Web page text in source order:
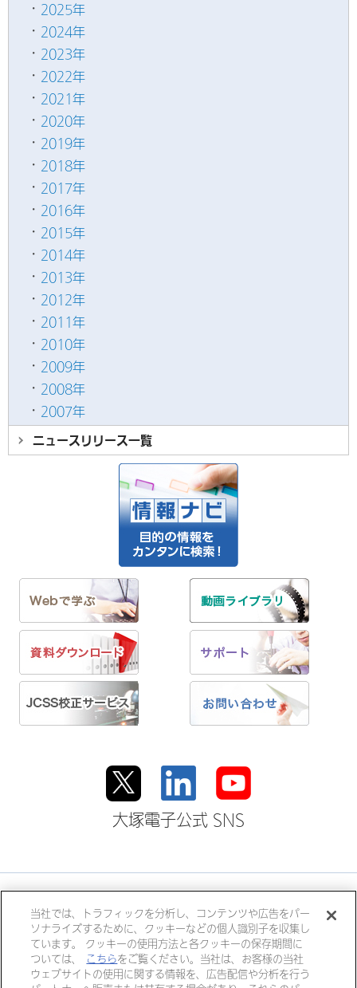
2025年
2024年
2023年
2022年
2021年
2020年
2019年
2018年
2017年
2016年
2015年
2014年
2013年
2012年
2011年
2010年
2009年
2008年
2007年
ニュースリリース一覧
大塚電子公式 SNS
大塚ホールディングス
大塚製薬 大塚製薬工場
大鵬薬品工業
大塚倉庫
大塚化学
大塚食品
当社では、トラフィックを分析し、コンテンツや広告をパー
ソナライズするために、クッキーなどの個人識別子を収集し
ています。 クッキーの使用方法と各クッキーの保存期間に
ついては、
こちらをご覧ください。当社は、お客様の当社
ウェブサイトの使用に関する情報を、広告配信や分析を行う